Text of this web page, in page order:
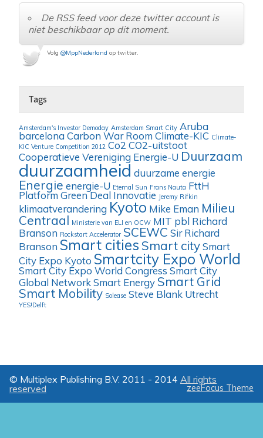
De RSS feed voor deze twitter account is
niet beschikbaar op dit moment.
Volg @MppNederland op twitter.
Tags
Amsterdam's Investor Demoday Amsterdam Smart City Aruba
barcelona Carbon War Room Climate-KIC Climate-
KIC Venture Competition 2012 Co2 CO2-uitstoot
Cooperatieve Vereniging Energie-U Duurzaam
duurzaamheid duurzame energie
Energie energie-U Eternal Sun Frans Nauta FttH
Platform Green Deal Innovatie Jeremy Rifkin
klimaatverandering Kyoto Mike Eman Milieu
Centraal Ministerie van ELI en OCW MIT pbl Richard
Branson Rockstart Accelerator SCEWC Sir Richard
Branson Smart cities Smart citySmart
City Expo Kyoto Smartcity Expo World
Smart City Expo World Congress Smart City
Global NetworkSmart Energy Smart Grid
Smart Mobility Solease Steve Blank Utrecht
YES!Delft
© Multiplex Publishing B.V. 2011 - 2014 All rights
reserved
zeeFocus Theme